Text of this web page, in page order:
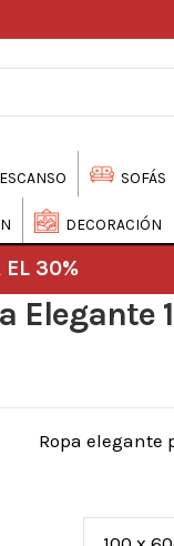
SOFÁS
DECORACIÓN
EL 30%
Elegante
Ropa elegante